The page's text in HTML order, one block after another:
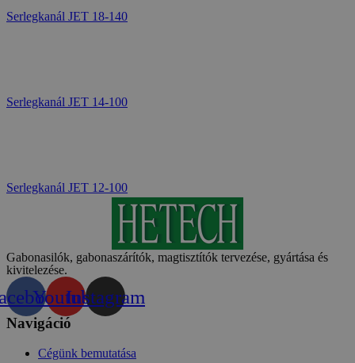
Serlegkanál JET 18-140
Serlegkanál JET 14-100
Serlegkanál JET 12-100
Gabonasilók, gabonaszárítók, magtisztítók tervezése, gyártása és
kivitelezése.
YoutubeInstagram
Navigáció
Cégünk bemutatása